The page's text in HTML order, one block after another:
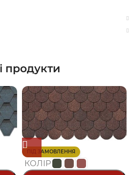
продукти
ПІД ЗАМОВЛЕННЯ
КОЛІР